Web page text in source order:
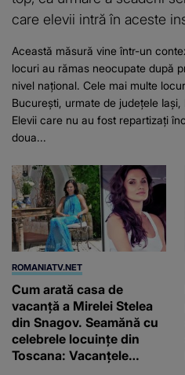
care elevii intră în aceste
Această măsură vine într-un
locuri au rămas neocupate după
nivel național. Cele mai multe
București, urmate de județele
Elevii care nu au fost repartizați
doua...
ROMANIATV.NET
Cum arată casa de
vacanță a Mirelei Stelea
din Snagov. Seamănă cu
celebrele locuințe din
Toscana: Vacanţele